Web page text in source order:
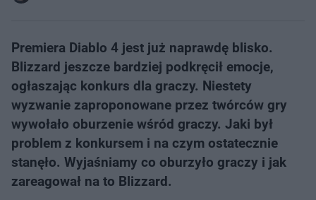
Premiera Diablo 4 jest już naprawdę blisko.
Blizzard jeszcze bardziej podkręcił emocje,
ogłaszając konkurs dla graczy. Niestety
wyzwanie zaproponowane przez twórców gry
wywołało oburzenie wśród graczy. Jaki był
problem z konkursem i na czym ostatecznie
stanęło. Wyjaśniamy co oburzyło graczy i jak
zareagował na to Blizzard.